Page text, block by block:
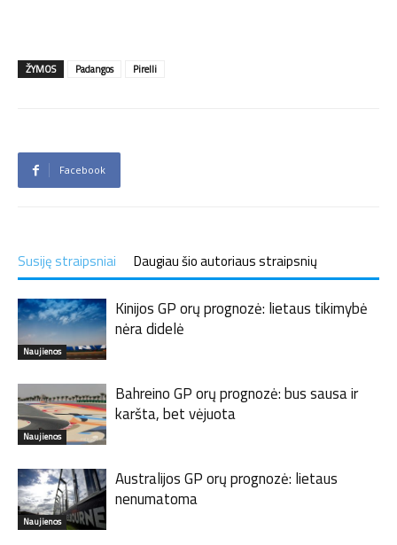
ŽYMOS Padangos Pirelli
Facebook
Susiję straipsniai Daugiau šio autoriaus straipsnių
Naujienos
Kinijos GP orų prognozė: lietaus tikimybė
nėra didelė
Naujienos
Bahreino GP orų prognozė: bus sausa ir
karšta, bet vėjuota
Naujienos
Australijos GP orų prognozė: lietaus
nenumatoma